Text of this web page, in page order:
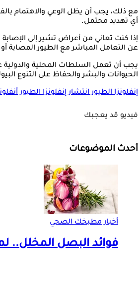
مع ذلك، يجب أن يظل الوعي والاهتمام
أي تهديد محتمل.
إذا كنت تعاني من أعراض تشير إلى
عن التعامل المباشر مع الطيور المصابة
يجب أن تعمل السلطات المحلية والدولية
الحيوانات والبشر والحفاظ على التنوع
إنفلونزا الطيورانتشار إنفلونزا الطيور
فيديو قد يعجبك
أحدث الموضوعات
أخبار مطبخك الصحي
فوائد البصل المخلل..